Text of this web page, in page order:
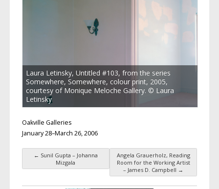
Laura Letinsky, Untitled #103, from the series
Somewhere, Somewhere, colour print, 2005,
courtesy of Monique Meloche Gallery. © Laura
Letinsky
Oakville Galleries
January 28–March 26, 2006
Navigation des articles
← Sunil Gupta – Johanna
Mizgala
Angela Grauerholz, Reading
Room for the Working Artist
– James D. Campbell →